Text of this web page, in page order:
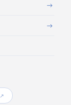
↗